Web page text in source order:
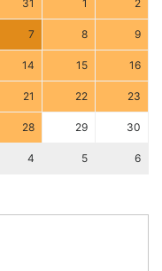
31 1 2
7 8 9
14 15 16
21 22 23
28 29 30
4 5 6